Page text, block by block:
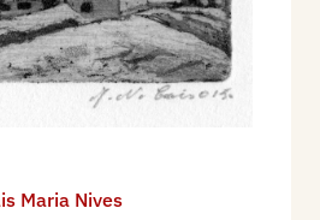
Maria Nives